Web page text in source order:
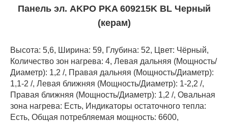
Панель эл. AKPO PKA 609215K BL Черный
(керам)
Высота: 5,6, Ширина: 59, Глубина: 52, Цвет: Чёрный,
Количество зон нагрева: 4, Левая дальняя (Мощность/
Диаметр): 1,2 /, Правая дальняя (Мощность/Диаметр):
1,1-2 /, Левая ближняя (Мощность/Диаметр): 1-2,2 /,
Правая ближняя (Мощность/Диаметр): 1,2 /, Овальная
зона нагрева: Есть, Индикаторы остаточного тепла:
Есть, Общая потребляемая мощность: 6600,